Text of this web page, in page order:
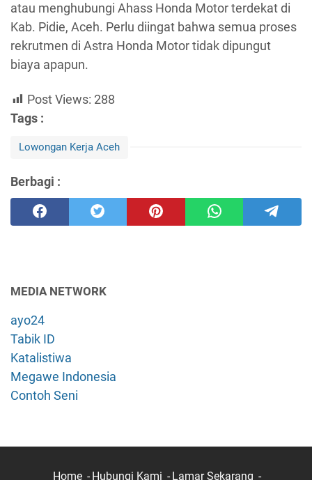
atau menghubungi Ahass Honda Motor terdekat di
Kab. Pidie, Aceh. Perlu diingat bahwa semua proses
rekrutmen di Astra Honda Motor tidak dipungut
biaya apapun.
Post Views: 288
Tags :
Lowongan Kerja Aceh
Berbagi :
MEDIA NETWORK
ayo24
Tabik ID
Katalistiwa
Megawe Indonesia
Contoh Seni
Home Hubungi Kami Lamar Sekarang